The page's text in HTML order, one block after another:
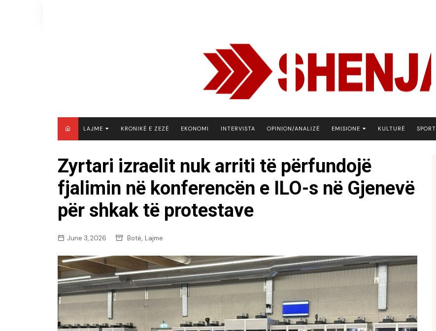
LAJME
KOSOVË
SHQIPËRI
BOTË
KRONIKË E ZEZË EKONOMI INTERVISTA OPINION/ANALIZË EMISIONE
BOTA NE FOKUS
EKONOMIKS
EMISION DEBATIV
INTERVISTA EMISION
KU E KISHIM FJALEN
LIGJERATE FETARE
PARADITE ME NE
KULTURË SPORT
Zyrtari izraelit nuk arriti të përfundojë
fjalimin në konferencën e ILO-s në Gjenevë
për shkak të protestave
June 3, 2026 Botë, Lajme